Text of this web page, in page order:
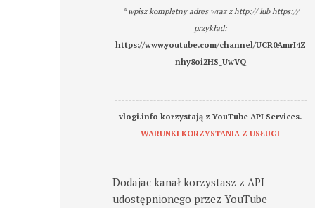
* wpisz kompletny adres wraz z http:// lub https://
przykład:
https://www.youtube.com/channel/UCR0AmrI4Z
nhy8oi2HS_UwVQ
-------------------------------------------------------
vlogi.info korzystają z YouTube API Services.
WARUNKI KORZYSTANIA Z USŁUGI
Dodajac kanał korzystasz z API
udostępnionego przez YouTube